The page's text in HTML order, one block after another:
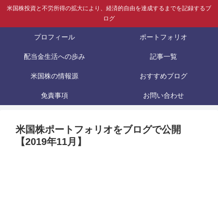
米国株投資と不労所得の拡大により、経済的自由を達成するまでを記録するブ
ログ
プロフィール ポートフォリオ
配当金生活への歩み 記事一覧
米国株の情報源 おすすめブログ
免責事項 お問い合わせ
米国株ポートフォリオをブログで公開
【2019年11月】